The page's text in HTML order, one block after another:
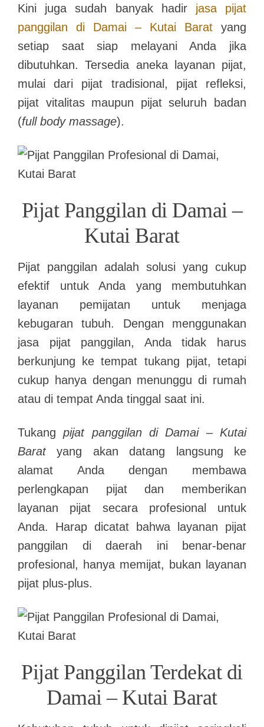
Kini juga sudah banyak hadir jasa pijat
panggilan di Damai – Kutai Barat yang
setiap saat siap melayani Anda jika
dibutuhkan. Tersedia aneka layanan pijat,
mulai dari pijat tradisional, pijat refleksi,
pijat vitalitas maupun pijat seluruh badan
(full body massage).
Pijat Panggilan di Damai –
Kutai Barat
Pijat panggilan adalah solusi yang cukup
efektif untuk Anda yang membutuhkan
layanan pemijatan untuk menjaga
kebugaran tubuh. Dengan menggunakan
jasa pijat panggilan, Anda tidak harus
berkunjung ke tempat tukang pijat, tetapi
cukup hanya dengan menunggu di rumah
atau di tempat Anda tinggal saat ini.
Tukangpijat panggilan di Damai – Kutai
Baratyang akan datang langsung ke
alamat Anda dengan membawa
perlengkapan pijat dan memberikan
layanan pijat secara profesional untuk
Anda. Harap dicatat bahwa layanan pijat
panggilan di daerah ini benar-benar
profesional, hanya memijat, bukan layanan
pijat plus-plus.
Pijat Panggilan Terdekat di
Damai – Kutai Barat